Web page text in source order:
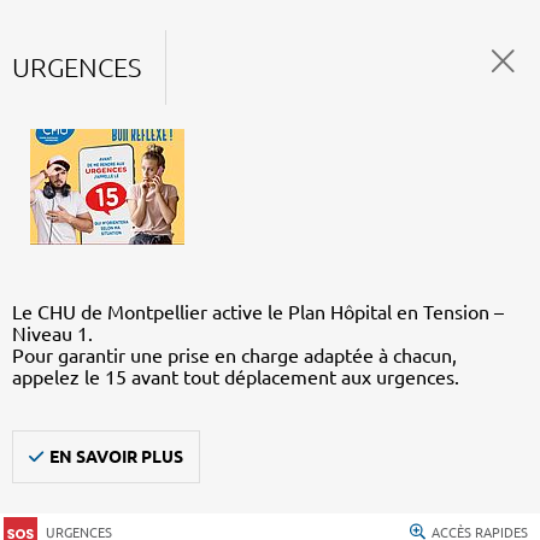
URGENCES
Le CHU de Montpellier active le Plan Hôpital en Tension –
Niveau 1.
Pour garantir une prise en charge adaptée à chacun,
appelez le 15 avant tout déplacement aux urgences.
EN SAVOIR PLUS
URGENCES ACCÈS RAPIDES